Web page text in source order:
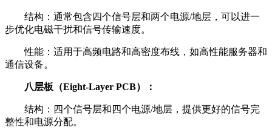
结构：通常包含四个信号层和两个电源/地层，可以进一
步优化电磁干扰和信号传输速度。
性能：适用于高频电路和高密度布线，如高性能服务器和
通信设备。
八层板（Eight-Layer PCB）：
结构：四个信号层和四个电源/地层，提供更好的信号完
整性和电源分配。